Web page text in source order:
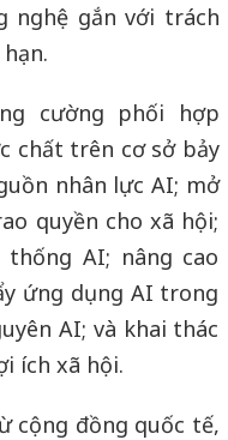
nghệ gắn với trách
cường phối hợp
chất trên cơ sở bảy
nhân lực AI; mở
quyền cho xã hội;
AI; nâng cao
ứng dụng AI trong
AI; và khai thác
ích xã hội.
cộng đồng quốc tế,